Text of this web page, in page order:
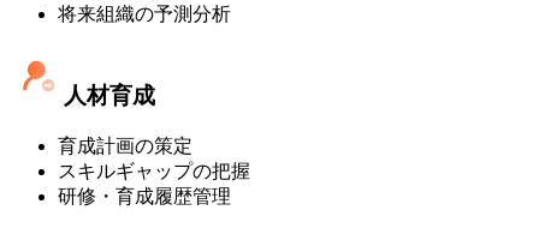
将来組織の予測分析
人材育成
育成計画の策定
スキルギャップの把握
研修・育成履歴管理